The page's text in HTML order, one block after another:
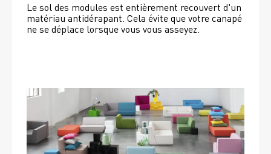
Le sol des modules est entièrement recouvert d'un
matériau antidérapant. Cela évite que votre canapé
ne se déplace lorsque vous vous asseyez.